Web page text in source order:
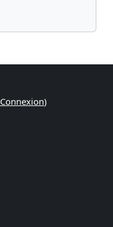
Connexion)